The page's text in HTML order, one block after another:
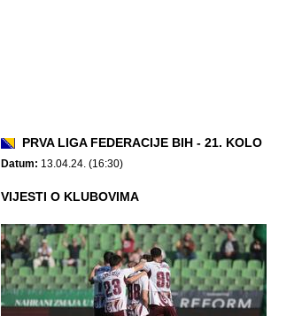
PRVA LIGA FEDERACIJE BIH - 21. KOLO
Datum: 13.04.24. (16:30)
VIJESTI O KLUBOVIMA